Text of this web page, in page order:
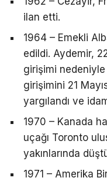
ilan etti.
1964 – Emekli
edildi. Aydemir,
girişimi
girişimini 21
yargılandı ve
1970 – Kanada
uçağı Toronto
yakınlarında
1971 – Amerika